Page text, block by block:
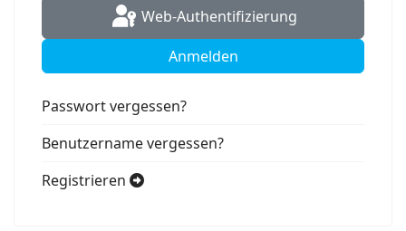
Web-Authentifizierung
Anmelden
Passwort vergessen?
Benutzername vergessen?
Registrieren